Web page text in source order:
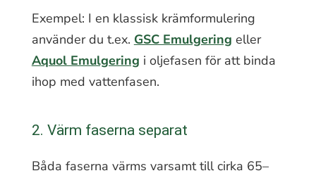
Exempel: I en klassisk krämformulering
använder du t.ex. GSC Emulgering eller
Aquol Emulgering i oljefasen för att binda
ihop med vattenfasen.
2. Värm faserna separat
Båda faserna värms varsamt till cirka 65–